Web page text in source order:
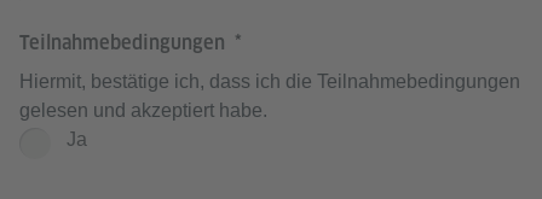
Teilnahmebedingungen
Hiermit, bestätige ich, dass ich die Teilnahmebedingungen
gelesen und akzeptiert habe.
Ja